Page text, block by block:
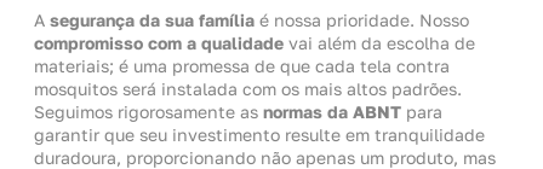
A segurança da sua família é nossa prioridade. Nosso
compromisso com a qualidade vai além da escolha de
materiais; é uma promessa de que cada tela contra
mosquitos será instalada com os mais altos padrões.
Seguimos rigorosamente as normas da ABNT para
garantir que seu investimento resulte em tranquilidade
duradoura, proporcionando não apenas um produto, mas